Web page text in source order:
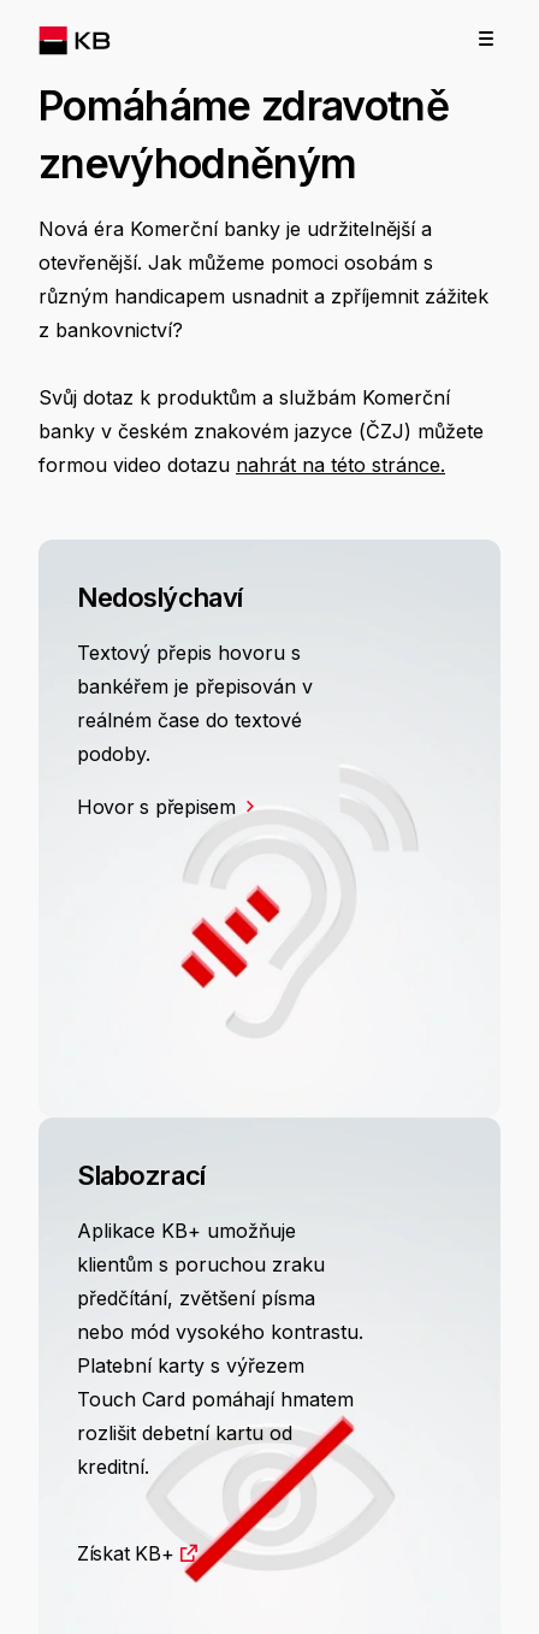
Pomáháme zdravotně
znevýhodněným
Nová éra Komerční banky je udržitelnější a
otevřenější. Jak můžeme pomoci osobám s
různým handicapem usnadnit a zpříjemnit zážitek
z bankovnictví?
Svůj dotaz k produktům a službám Komerční
banky v českém znakovém jazyce (ČZJ) můžete
formou video dotazu nahrát na této stránce.
Nedoslýchaví
Textový přepis hovoru s
bankéřem je přepisován v
reálném čase do textové
podoby.
Hovor s přepisem
Slabozrací
Aplikace KB+ umožňuje
klientům s poruchou zraku
předčítání, zvětšení písma
nebo mód vysokého kontrastu.
Platební karty s výřezem
Touch Card pomáhají hmatem
rozlišit debetní kartu od
kreditní.
Získat KB+